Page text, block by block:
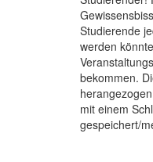
Studierende
werden
bekommen.
mit einem
gespeichert/